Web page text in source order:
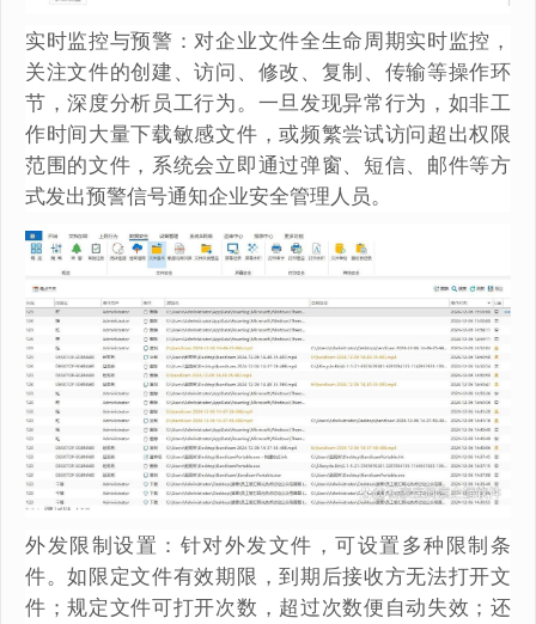
实时监控与预警：对企业文件全生命周期实时监控，
关注文件的创建、访问、修改、复制、传输等操作环
节，深度分析员工行为。一旦发现异常行为，如非工
作时间大量下载敏感文件，或频繁尝试访问超出权限
范围的文件，系统会立即通过弹窗、短信、邮件等方
式发出预警信号通知企业安全管理人员。
外发限制设置：针对外发文件，可设置多种限制条
件。如限定文件有效期限，到期后接收方无法打开文
件；规定文件可打开次数，超过次数便自动失效；还